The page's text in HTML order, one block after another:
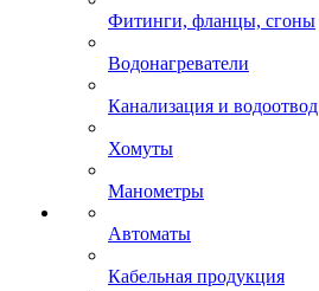
Фитинги, фланцы, сгоны
Водонагреватели
Канализация и водоотвод
Хомуты
Манометры
Автоматы
Кабельная продукция